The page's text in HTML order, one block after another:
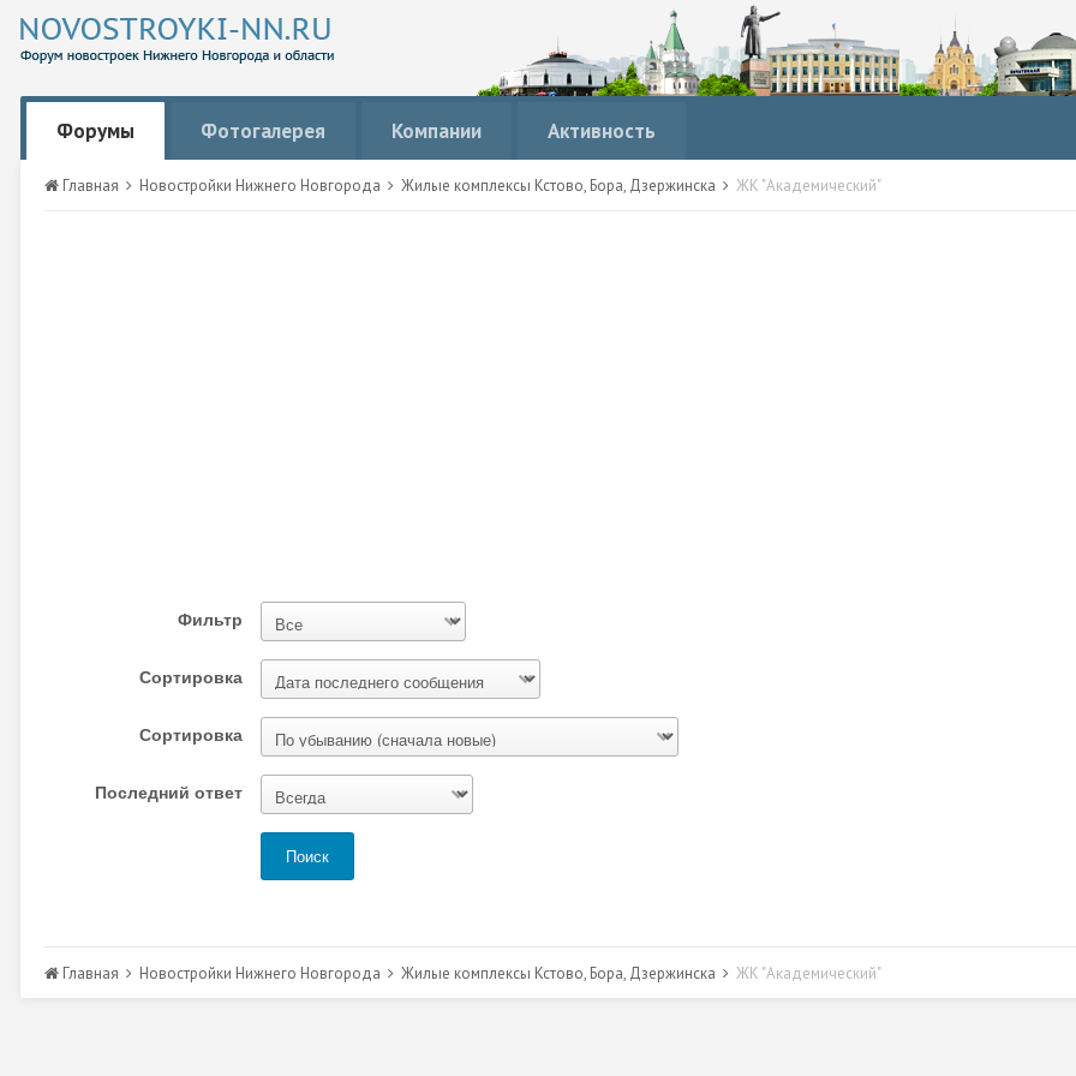
Форумы Фотогалерея Компании Активность
Главная Новостройки Нижнего Новгорода Жилые комплексы Кстово, Бора, Дзержинска ЖК "Академический"
Фильтр
Сортировка
Сортировка
Последний ответ
Поиск
Главная Новостройки Нижнего Новгорода Жилые комплексы Кстово, Бора, Дзержинска ЖК "Академический"